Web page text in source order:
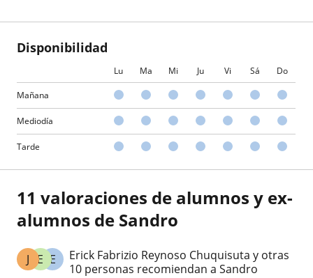
Disponibilidad
Lu Ma Mi Ju Vi Sá Do
Mañana
Mediodía
Tarde
11 valoraciones de alumnos y ex-
alumnos de Sandro
E
E
J
Erick Fabrizio Reynoso Chuquisuta y otras
10 personas recomiendan a Sandro